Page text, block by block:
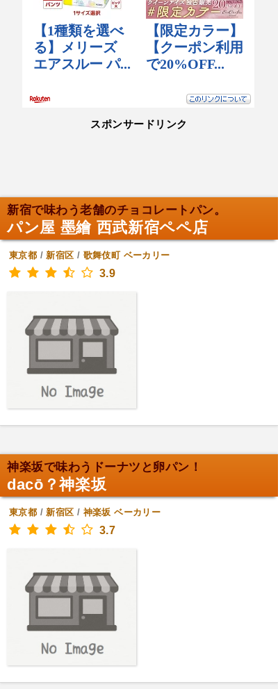
スポンサードリンク
新宿で味わう老舗のチョコレートパン。
パン屋 墨繪 西武新宿ペペ店
東京都 /新宿区 / 歌舞伎町 ベーカリー
3.9
神楽坂で味わうドーナツと卵パン！
dacō？神楽坂
東京都 /新宿区 / 神楽坂 ベーカリー
3.7